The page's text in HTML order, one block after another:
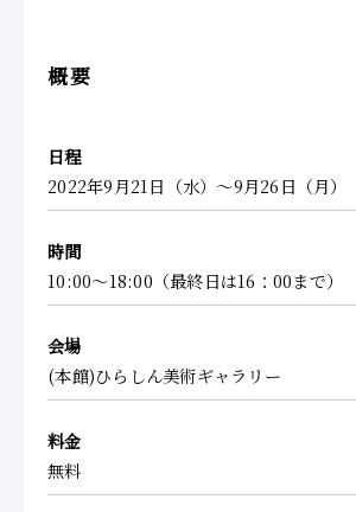
概要
日程
2022年9月21日（水）～9月26日（月）
時間
10:00～18:00（最終日は16：00まで）
会場
(本館)ひらしん美術ギャラリー
料金
無料